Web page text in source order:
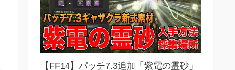
【FF14】パッチ7.3追加「紫電の霊砂」